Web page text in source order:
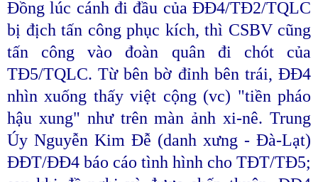
Đồng lúc cánh đi đầu của ĐĐ4/TĐ2/TQLC
bị địch tấn công phục kích, thì CSBV cũng
tấn công vào đoàn quân đi chót của
TĐ5/TQLC. Từ bên bờ đỉnh bên trái, ĐĐ4
nhìn xuống thấy việt cộng (vc) "tiền pháo
hậu xung" như trên màn ảnh xi-nê. Trung
Úy Nguyễn Kim Đễ (danh xưng - Đà-Lạt)
ĐĐT/ĐĐ4 báo cáo tình hình cho TĐT/TĐ5;